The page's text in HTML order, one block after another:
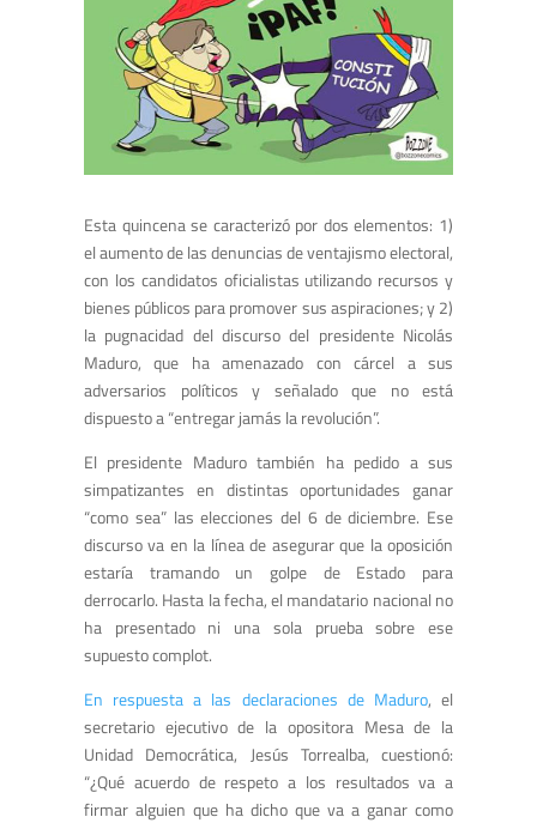
Esta quincena se caracterizó por dos elementos: 1)
el aumento de las denuncias de ventajismo electoral,
con los candidatos oficialistas utilizando recursos y
bienes públicos para promover sus aspiraciones; y 2)
la pugnacidad del discurso del presidente Nicolás
Maduro, que ha amenazado con cárcel a sus
adversarios políticos y señalado que no está
dispuesto a “entregar jamás la revolución”.
El presidente Maduro también ha pedido a sus
simpatizantes en distintas oportunidades ganar
“como sea” las elecciones del 6 de diciembre. Ese
discurso va en la línea de asegurar que la oposición
estaría tramando un golpe de Estado para
derrocarlo. Hasta la fecha, el mandatario nacional no
ha presentado ni una sola prueba sobre ese
supuesto complot.
En respuesta a las declaraciones de Maduro, el
secretario ejecutivo de la opositora Mesa de la
Unidad Democrática, Jesús Torrealba, cuestionó:
“¿Qué acuerdo de respeto a los resultados va a
firmar alguien que ha dicho que va a ganar como